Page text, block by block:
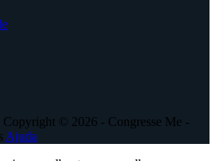
© 2026 - Congresse Me -
Ajuda